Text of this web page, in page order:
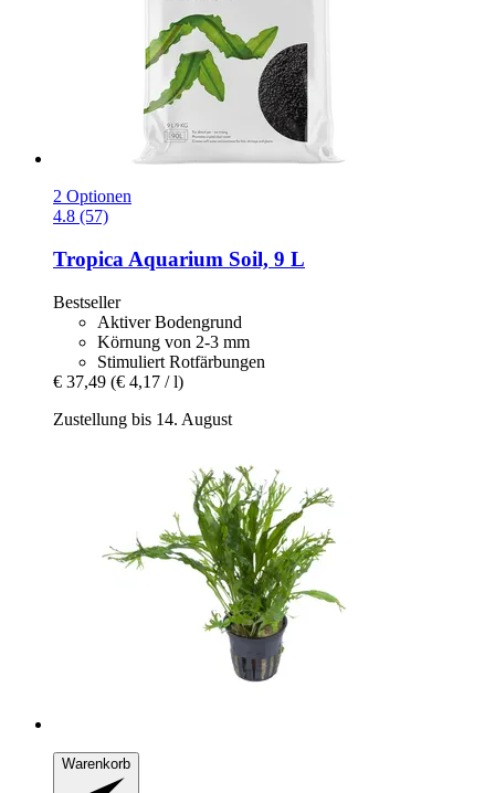
2 Optionen
4.8 (57)
Tropica Aquarium Soil, 9 L
Bestseller
Aktiver Bodengrund
Körnung von 2-3 mm
Stimuliert Rotfärbungen
€ 37,49 (€ 4,17 / l)
Zustellung bis 14. August
Warenkorb